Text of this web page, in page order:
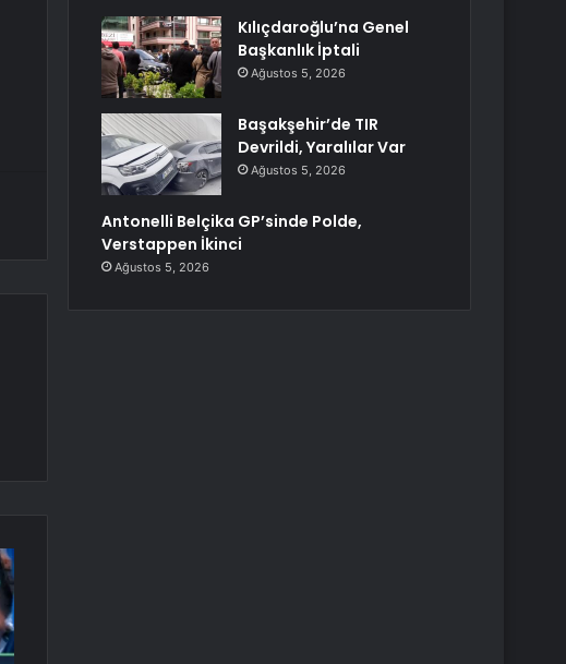
Kılıçdaroğlu’na Genel
Başkanlık İptali
Ağustos 5, 2026
Başakşehir’de TIR
Devrildi, Yaralılar Var
Ağustos 5, 2026
Antonelli Belçika GP’sinde Polde,
Verstappen İkinci
Ağustos 5, 2026